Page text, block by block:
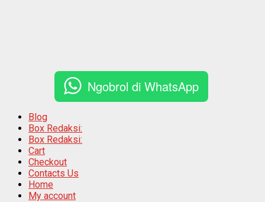
Ngobrol di WhatsApp
Blog
Box Redaksi:
Box Redaksi:
Cart
Checkout
Contacts Us
Home
My account